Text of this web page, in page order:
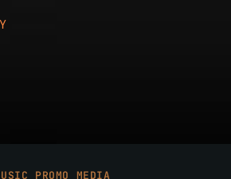
PROMO MEDIA